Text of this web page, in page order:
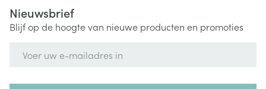
Nieuwsbrief
Blijf op de hoogte van nieuwe producten en promoties